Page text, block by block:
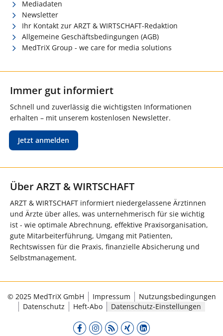
Mediadaten
Newsletter
Ihr Kontakt zur ARZT & WIRTSCHAFT-Redaktion
Allgemeine Geschäftsbedingungen (AGB)
MedTriX Group - we care for media solutions
Immer gut informiert
Schnell und zuverlässig die wichtigsten Informationen
erhalten – mit unserem kostenlosen Newsletter.
Jetzt anmelden
Über ARZT & WIRTSCHAFT
ARZT & WIRTSCHAFT informiert niedergelassene Ärztinnen
und Ärzte über alles, was unternehmerisch für sie wichtig
ist - wie optimale Abrechnung, effektive Praxisorganisation,
gute Mitarbeiterführung, Umgang mit Patienten,
Rechtswissen für die Praxis, finanzielle Absicherung und
Selbstmanagement.
© 2025 MedTriX GmbH Impressum
Nutzungsbedingungen
Datenschutz
Heft-Abo Datenschutz-Einstellungen